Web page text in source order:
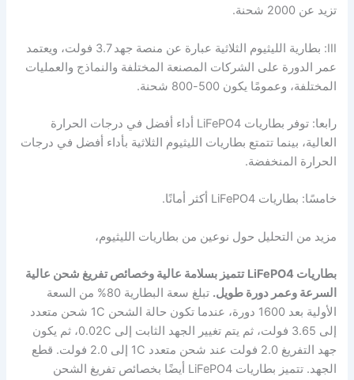
تزيد عن 2000 شحنة.
III: بطارية الليثيوم الثلاثية عبارة عن منصة جهد 3.7 فولت، ويعتمد
عمر الدورة على الشركات المصنعة المختلفة والنماذج والعمليات
المختلفة، وعمومًا يكون 500-800 شحنة.
رابعا: توفر بطاريات LiFePO4 أداء أفضل في درجات الحرارة
العالية، بينما تتمتع بطاريات الليثيوم الثلاثية بأداء أفضل في درجات
الحرارة المنخفضة.
خامسًا: بطاريات LiFePO4 أكثر أمانًا.
مزيد من التحليل حول نوعين من بطاريات الليثيوم،
بطاريات LiFePO4
تتميز بسلامة عالية وخصائص تفريغ شحن عالية
السرعة وعمر دورة طويل.
تبلغ سعة البطارية 80% من السعة
الأولية بعد 1600 دورة، عندما تكون حالة الشحن 1C شحن متعدد
إلى 3.65 فولت، ثم يتم تغيير الجهد الثابت إلى 0.02C، ثم يكون
جهد التفريغ 2.0 فولت عند شحن متعدد 1C إلى 2.0 فولت. قطع
الجهد. تتميز بطاريات LiFePO4 أيضًا بخصائص تفريغ الشحن